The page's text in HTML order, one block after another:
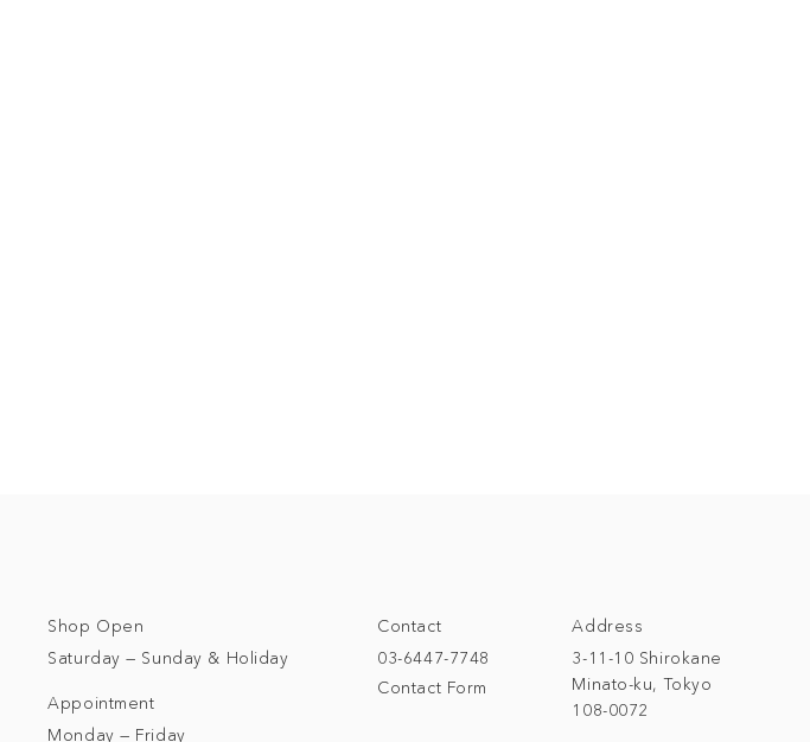
Address
3-11-10 Shirokane
Minato-ku, Tokyo
108-0072
Contact
03-6447-7748
Contact Form
Shop Open
Saturday — Sunday & Holiday
Appointment
Monday — Friday